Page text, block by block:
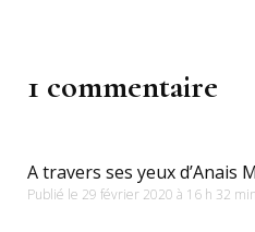
1 commentaire
A travers ses yeux d’Anais
Publié le 29 février 2020 à 16 h 32 min